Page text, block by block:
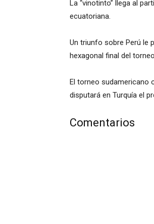
La “vinotinto” llega al
ecuatoriana.
Un triunfo sobre Perú le
hexagonal final del
El torneo sudamericano
disputará en Turquía el
Comentarios